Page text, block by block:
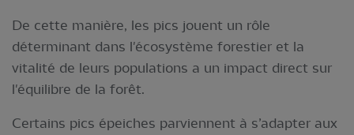
De cette manière, les pics jouent un rôle
déterminant dans l'écosystème forestier et la
vitalité de leurs populations a un impact direct sur
l'équilibre de la forêt.
Certains pics épeiches parviennent à s’adapter aux